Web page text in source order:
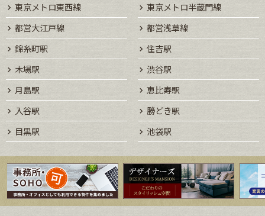
東京メトロ東西線
東京メトロ半蔵門線
都営大江戸線
都営浅草線
錦糸町駅
住吉駅
木場駅
渋谷駅
月島駅
恵比寿駅
入谷駅
勝どき駅
目黒駅
池袋駅